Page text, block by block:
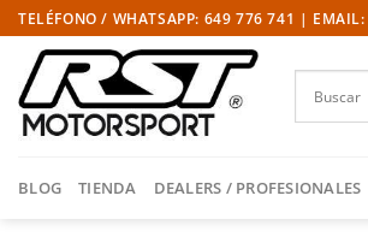
Saltar
al
contenido
TELÉFONO / WHATSAPP: 649 776 741 | EMAIL:
BLOG TIENDA DEALERS / PROFESIONALES